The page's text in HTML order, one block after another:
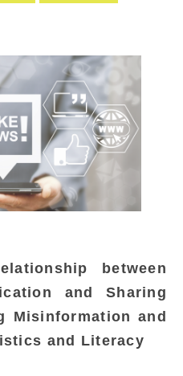
between
and Sharing
Misinformation and
and Literacy